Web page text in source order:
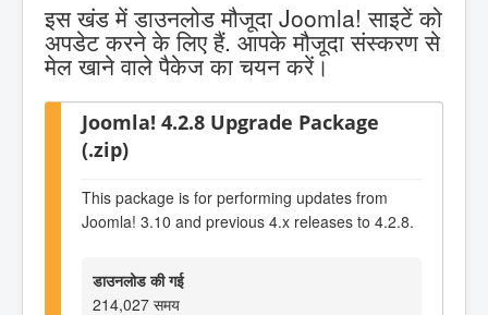
इस खंड में डाउनलोड मौजूदा Joomla! साइटें को
अपडेट करने के लिए हैं. आपके मौजूदा संस्करण से
मेल खाने वाले पैकेज का चयन करें।
Joomla! 4.2.8 Upgrade Package
(.zip)
This package is for performing updates from
Joomla! 3.10 and previous 4.x releases to 4.2.8.
डाउनलोड की गई
214,027 समय